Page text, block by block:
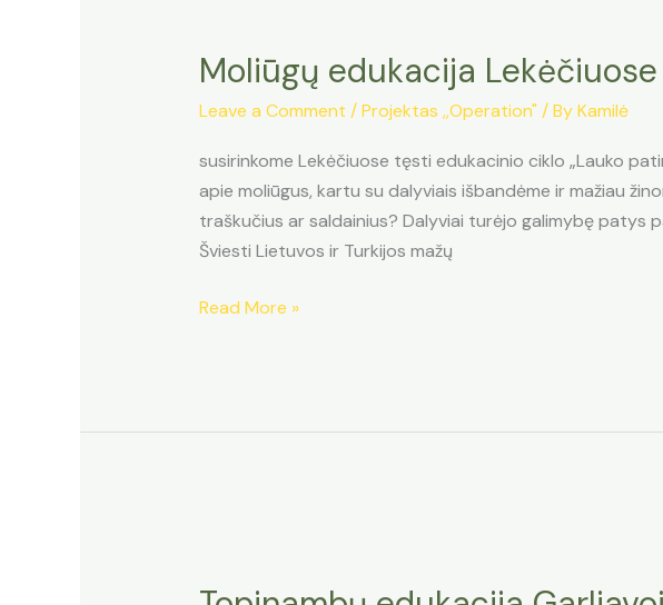
Moliūgų edukacija Lekėčiuose
Leave a Comment /Projektas ,,Operation" / ByKamilė
susirinkome Lekėčiuose tęsti edukacinio ciklo „Lauko
apie moliūgus, kartu su dalyviais išbandėme ir mažiau
traškučius ar saldainius? Dalyviai turėjo galimybę patys
Šviesti Lietuvos ir Turkijos mažų
Moliūgų
Read More »